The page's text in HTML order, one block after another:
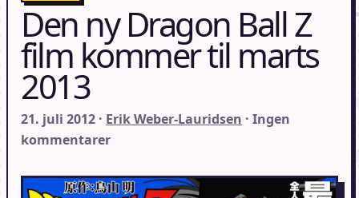
Den ny Dragon Ball Z
film kommer til marts
2013
21. juli 2012 · Erik Weber-Lauridsen · Ingen
kommentarer